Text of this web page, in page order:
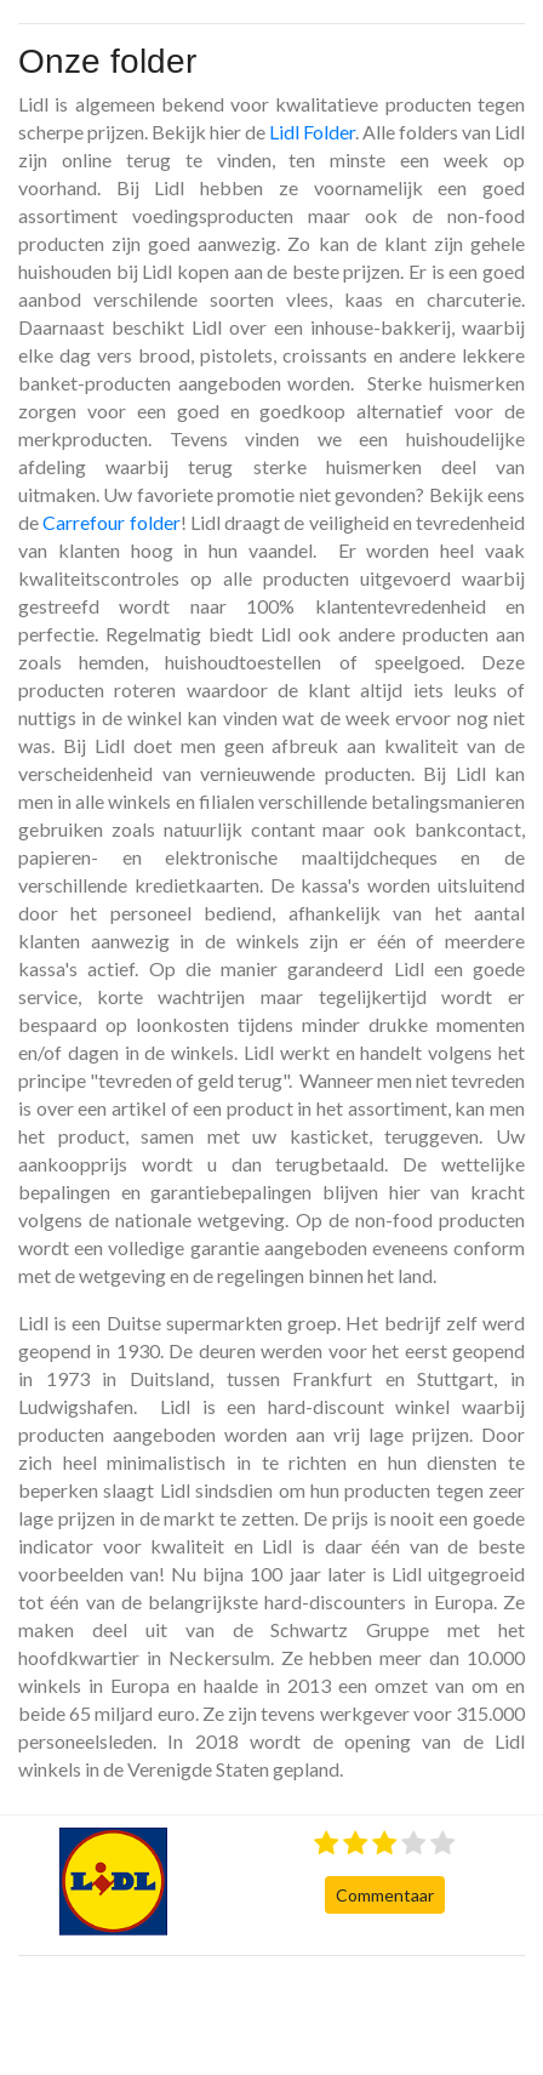
Commentaar
Onze folder
Lidl is algemeen bekend voor kwalitatieve producten tegen
scherpe prijzen. Bekijk hier de Lidl Folder. Alle folders van Lidl
zijn online terug te vinden, ten minste een week op
voorhand. Bij Lidl hebben ze voornamelijk een goed
assortiment voedingsproducten maar ook de non-food
producten zijn goed aanwezig. Zo kan de klant zijn gehele
huishouden bij Lidl kopen aan de beste prijzen. Er is een goed
aanbod verschilende soorten vlees, kaas en charcuterie.
Daarnaast beschikt Lidl over een inhouse-bakkerij, waarbij
elke dag vers brood, pistolets, croissants en andere lekkere
banket-producten aangeboden worden. Sterke huismerken
zorgen voor een goed en goedkoop alternatief voor de
merkproducten. Tevens vinden we een huishoudelijke
afdeling waarbij terug sterke huismerken deel van
uitmaken. Uw favoriete promotie niet gevonden? Bekijk eens
deCarrefour folder! Lidl draagt de veiligheid en tevredenheid
van klanten hoog in hun vaandel. Er worden heel vaak
kwaliteitscontroles op alle producten uitgevoerd waarbij
gestreefd wordt naar 100% klantentevredenheid en
perfectie. Regelmatig biedt Lidl ook andere producten aan
zoals hemden, huishoudtoestellen of speelgoed. Deze
producten roteren waardoor de klant altijd iets leuks of
nuttigs in de winkel kan vinden wat de week ervoor nog niet
was. Bij Lidl doet men geen afbreuk aan kwaliteit van de
verscheidenheid van vernieuwende producten. Bij Lidl kan
men in alle winkels en filialen verschillende betalingsmanieren
gebruiken zoals natuurlijk contant maar ook bankcontact,
papieren- en elektronische maaltijdcheques en de
verschillende kredietkaarten. De kassa's worden uitsluitend
door het personeel bediend, afhankelijk van het aantal
klanten aanwezig in de winkels zijn er één of meerdere
kassa's actief. Op die manier garandeerd Lidl een goede
service, korte wachtrijen maar tegelijkertijd wordt er
bespaard op loonkosten tijdens minder drukke momenten
en/of dagen in de winkels. Lidl werkt en handelt volgens het
principe "tevreden of geld terug". Wanneer men niet tevreden
is over een artikel of een product in het assortiment, kan men
het product, samen met uw kasticket, teruggeven. Uw
aankoopprijs wordt u dan terugbetaald. De wettelijke
bepalingen en garantiebepalingen blijven hier van kracht
volgens de nationale wetgeving. Op de non-food producten
wordt een volledige garantie aangeboden eveneens conform
met de wetgeving en de regelingen binnen het land.
Lidl is een Duitse supermarkten groep. Het bedrijf zelf werd
geopend in 1930. De deuren werden voor het eerst geopend
in 1973 in Duitsland, tussen Frankfurt en Stuttgart, in
Ludwigshafen. Lidl is een hard-discount winkel waarbij
producten aangeboden worden aan vrij lage prijzen. Door
zich heel minimalistisch in te richten en hun diensten te
beperken slaagt Lidl sindsdien om hun producten tegen zeer
lage prijzen in de markt te zetten. De prijs is nooit een goede
indicator voor kwaliteit en Lidl is daar één van de beste
voorbeelden van! Nu bijna 100 jaar later is Lidl uitgegroeid
tot één van de belangrijkste hard-discounters in Europa. Ze
maken deel uit van de Schwartz Gruppe met het
hoofdkwartier in Neckersulm. Ze hebben meer dan 10.000
winkels in Europa en haalde in 2013 een omzet van om en
beide 65 miljard euro. Ze zijn tevens werkgever voor 315.000
personeelsleden. In 2018 wordt de opening van de Lidl
winkels in de Verenigde Staten gepland.